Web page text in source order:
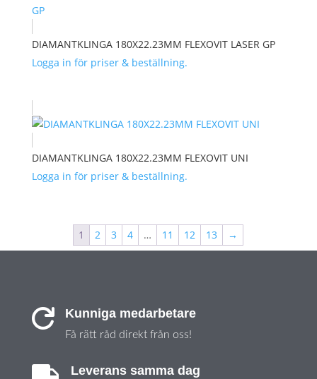
DIAMANTKLINGA 180X22.23MM FLEXOVIT LASER GP
Logga in för priser & beställning.
DIAMANTKLINGA 180X22.23MM FLEXOVIT UNI
Logga in för priser & beställning.
1 2 3 4 … 11 12 13 →
 Kunniga medarbetare
Få rätt råd direkt från oss!
Leverans samma dag